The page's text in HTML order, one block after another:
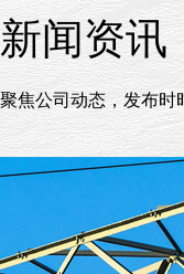
新闻资讯
聚焦公司动态，发布时